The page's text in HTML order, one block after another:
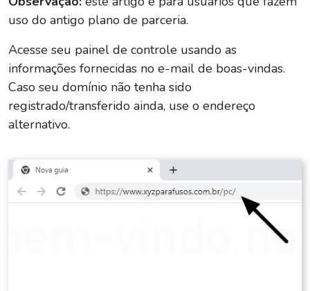
uso do antigo plano de parceria.
Acesse seu painel de controle usando as
informações fornecidas no e-mail de boas-vindas.
Caso seu domínio não tenha sido
registrado/transferido ainda, use o endereço
alternativo.